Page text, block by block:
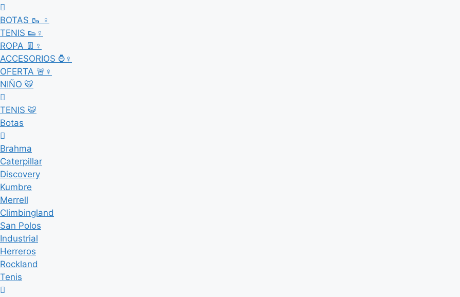
BOTAS 🥾 ♀
TENIS 👟♀
ROPA 👖♀
ACCESORIOS ⌚♀
OFERTA 🚨♀
NIÑO 🐯
TENIS 🐯
Botas
Brahma
Caterpillar
Discovery
Kumbre
Merrell
Climbingland
San Polos
Industrial
Herreros
Rockland
Tenis